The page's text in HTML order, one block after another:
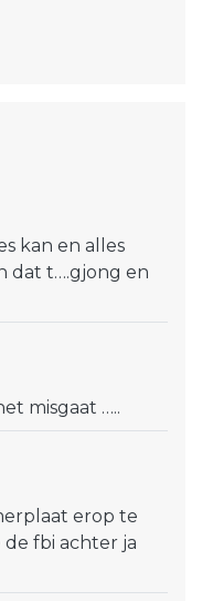
kan en alles
dat t….gjong en
misgaat …..
erop te
fbi achter ja